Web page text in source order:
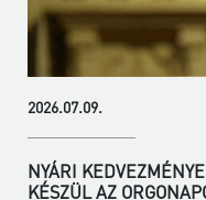
2026.07.09.
NYÁRI
KÉSZÜL AZ